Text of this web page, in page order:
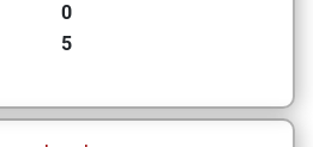
0
5